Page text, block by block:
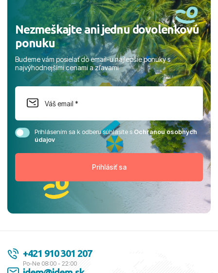
Nezmeškajte ani jednu dovolenkovú
ponuku
Budeme vám posielať do email-u najlepšie ponuky s
najvýhodnejšími cenami a zľavami
Prihlásením sa k odberu súhlasíte sOchranou osobných
údajov
+421 910 301 207
Po-Ne 08:00 - 22:00